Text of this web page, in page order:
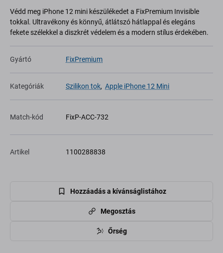
Védd meg iPhone 12 mini készülékedet a FixPremium Invisible
tokkal. Ultravékony és könnyű, átlátszó hátlappal és elegáns
fekete szélekkel a diszkrét védelem és a modern stílus érdekében.
Gyártó FixPremium
Kategóriák Szilikon tok, Apple iPhone 12 Mini
Match-kód FixP-ACC-732
Artikel 1100288838
Hozzáadás a kívánságlistához
Megosztás
Őrség